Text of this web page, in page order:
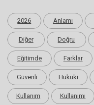
2026 Anlamı
Diğer Doğru
Eğitimde Farklar
Güvenli Hukuki
Kullanım Kullanımı